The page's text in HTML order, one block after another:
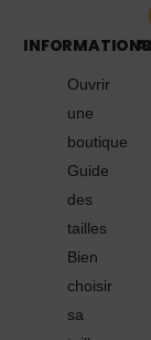
INFORMATIONS
Ouvrir
une
boutique
Guide
des
tailles
Bien
choisir
sa